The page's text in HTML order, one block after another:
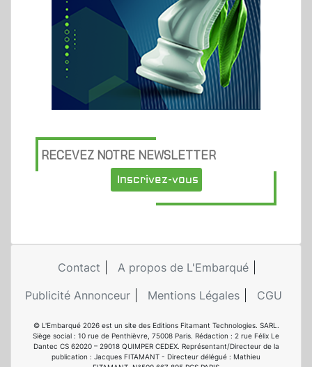
RECEVEZ NOTRE NEWSLETTER
Inscrivez-vous
Contact
A propos de L'Embarqué
Publicité Annonceur
Mentions Légales CGU
© L'Embarqué 2026 est un site des Editions Fitamant Technologies. SARL.
Siège social : 10 rue de Penthièvre, 75008 Paris. Rédaction : 2 rue Félix Le
Dantec CS 62020 – 29018 QUIMPER CEDEX. Représentant/Directeur de la
publication : Jacques FITAMANT - Directeur délégué : Mathieu